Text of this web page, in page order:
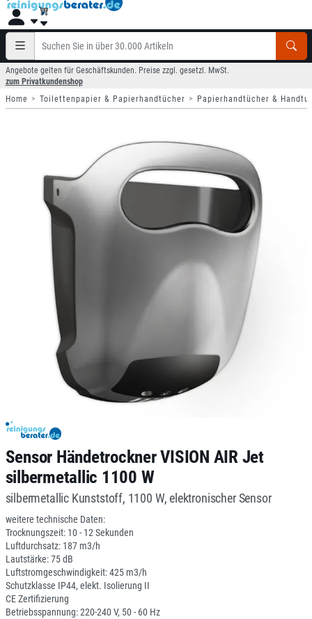
Angebote gelten für Geschäftskunden. Preise zzgl. gesetzl. MwSt.
zum Privatkundenshop
Home
Toilettenpapier & Papierhandtücher Papierhandtücher &
Sensor Händetrockner VISION AIR Jet
silbermetallic 1100 W
silbermetallic Kunststoff, 1100 W, elektronischer Sensor
weitere technische Daten:
Trocknungszeit: 10 - 12 Sekunden
Luftdurchsatz: 187 m3/h
Lautstärke: 75 dB
Luftstromgeschwindigkeit: 425 m3/h
Schutzklasse IP44, elekt. Isolierung II
CE Zertifizierung
Betriebsspannung: 220-240 V, 50 - 60 Hz